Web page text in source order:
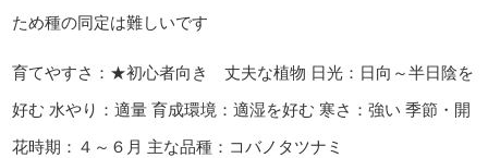
ため種の同定は難しいです
育てやすさ：★初心者向き 丈夫な植物 日光：日向～半日陰を
好む 水やり：適量 育成環境：適湿を好む 寒さ：強い 季節・開
花時期：４～６月 主な品種：コバノタツナミ